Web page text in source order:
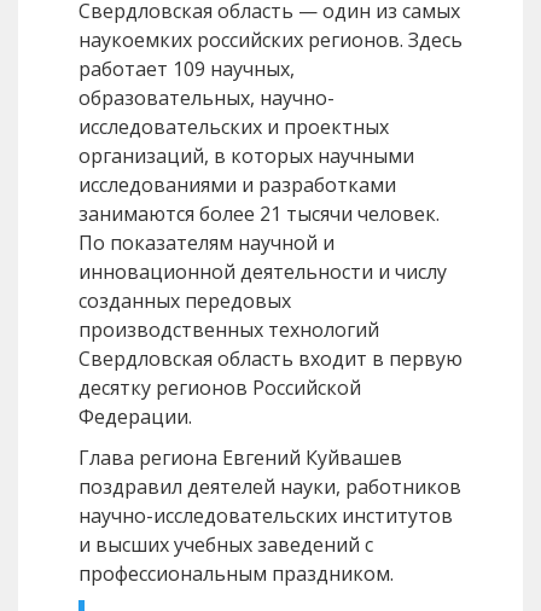
Свердловская область — один из самых
наукоемких российских регионов. Здесь
работает 109 научных,
образовательных, научно-
исследовательских и проектных
организаций, в которых научными
исследованиями и разработками
занимаются более 21 тысячи человек.
По показателям научной и
инновационной деятельности и числу
созданных передовых
производственных технологий
Свердловская область входит в первую
десятку регионов Российской
Федерации.
Глава региона Евгений Куйвашев
поздравил деятелей науки, работников
научно-исследовательских институтов
и высших учебных заведений с
профессиональным праздником.